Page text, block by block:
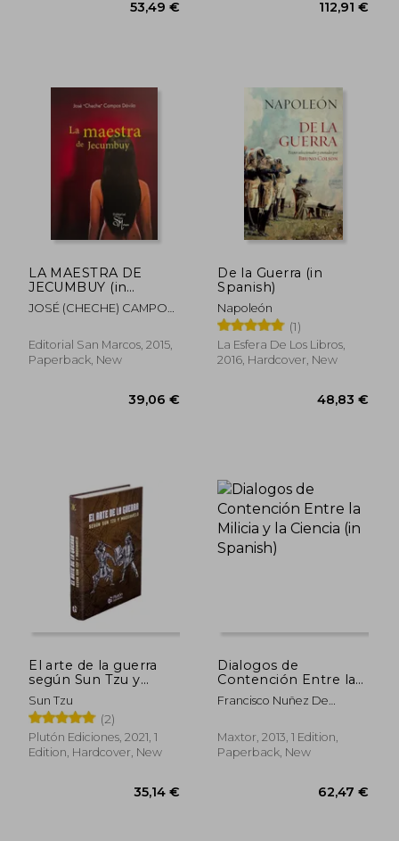
LA MAESTRA DE
JECUMBUY (in
Spanish)
JOSÉ (CHECHE) CAMPOS
Editorial San Marcos, 2015,
Paperback, New
De la Guerra (in
Spanish)
Napoleón
(1)
La Esfera De Los Libros,
2016, Hardcover, New
El arte de la guerra
según Sun Tzu y
Maquiavelo (in
Spanish)
Sun Tzu
(2)
Plutón Ediciones, 2021, 1
Edition, Hardcover, New
Dialogos de
Contención Entre la
Milicia y la Ciencia (in
Spanish)
Francisco Nuñez De
Maxtor, 2013, 1 Edition,
Paperback, New